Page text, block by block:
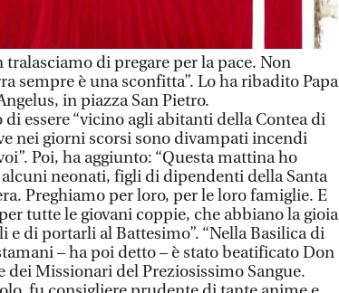
tralasciamo di pregare per la pace. Non
sempre è una sconfitta”. Lo ha ribadito Papa
in piazza San Pietro.
essere “vicino agli abitanti della Contea di
nei giorni scorsi sono divampati incendi
Poi, ha aggiunto: “Questa mattina ho
neonati, figli di dipendenti della Santa
Preghiamo per loro, per le loro famiglie. E
tutte le giovani coppie, che abbiano la gioia
e di portarli al Battesimo”. “Nella Basilica di
– ha poi detto – è stato beatificato Don
Missionari del Preziosissimo Sangue.